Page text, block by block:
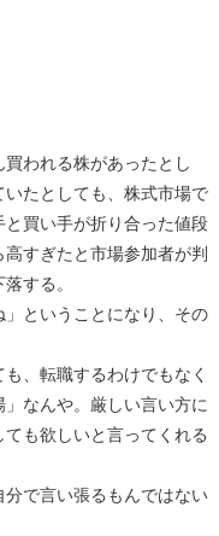
われる株があったとし
たとしても、株式市場で
買い手が折り合った値段
すぎたと市場参加者が判
する。
ということになり、その
、転職するわけでもなく
なんや。厳しい言い方に
も欲しいと言ってくれる
で言い張るもんではない